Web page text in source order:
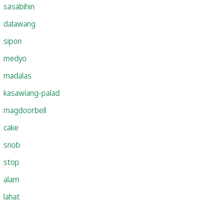
sasabihin
dalawang
sipon
medyo
madalas
kasawiang-palad
magdoorbell
cake
snob
stop
alam
lahat